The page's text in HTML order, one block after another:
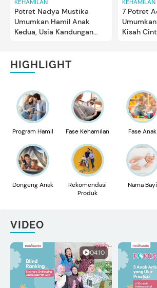
KEHAMILAN
Potret Nadya Mustika
Umumkan Hamil Anak
Kedua, Usia Kandungan
KEHAMILAN
7 Potret
Kisah
HIGHLIGHT
Program Hamil Fase Kehamilan Fase Anak
Dongeng Anak
Rekomendasi
Produk
Nama Bayi
VIDEO
04:10